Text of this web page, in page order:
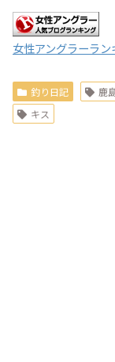
女性アングラーラン
釣り日記 鹿
キス